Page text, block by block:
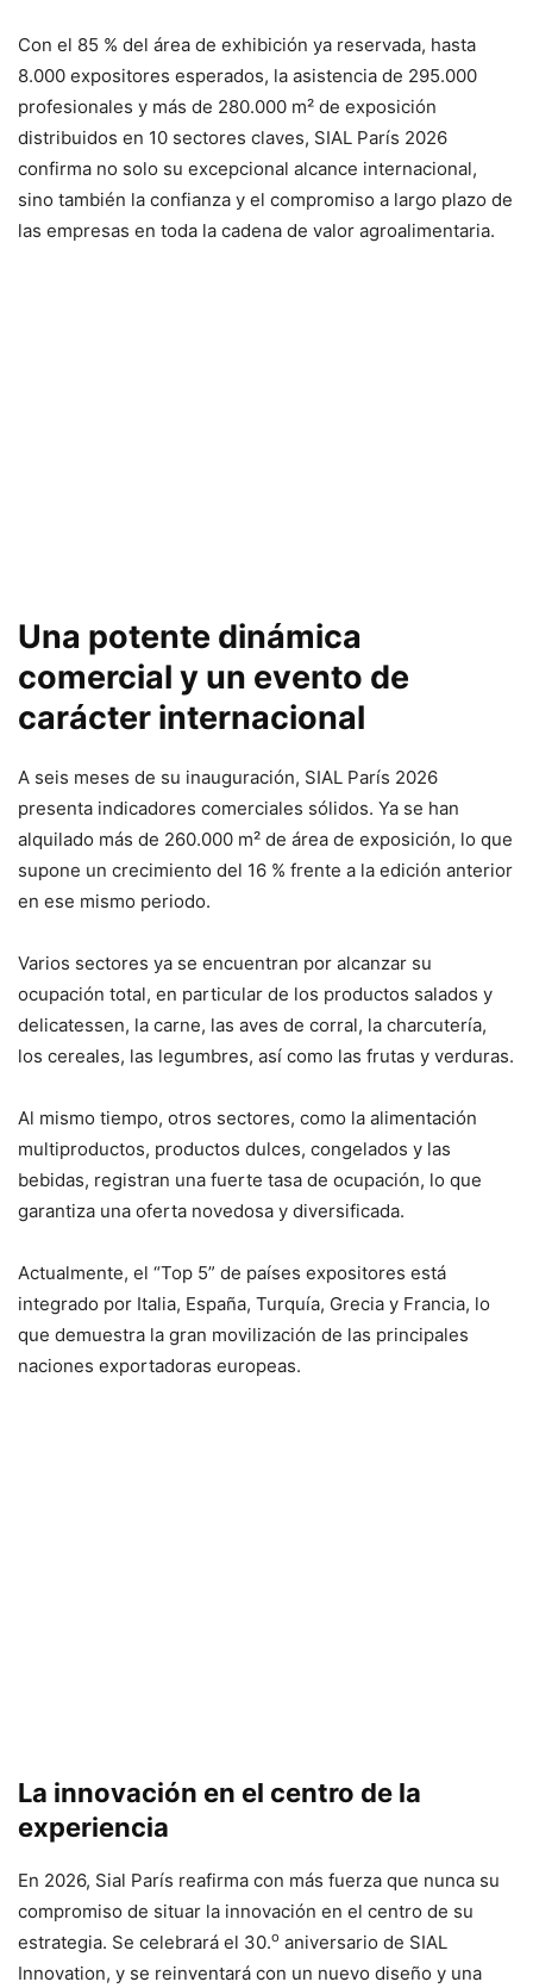
Con el 85 % del área de exhibición ya reservada, hasta
8.000 expositores esperados, la asistencia de 295.000
profesionales y más de 280.000 m² de exposición
distribuidos en 10 sectores claves, SIAL París 2026
confirma no solo su excepcional alcance internacional,
sino también la confianza y el compromiso a largo plazo de
las empresas en toda la cadena de valor agroalimentaria.
Una potente dinámica
comercial y un evento de
carácter internacional
A seis meses de su inauguración, SIAL París 2026
presenta indicadores comerciales sólidos. Ya se han
alquilado más de 260.000 m² de área de exposición, lo que
supone un crecimiento del 16 % frente a la edición anterior
en ese mismo periodo.
Varios sectores ya se encuentran por alcanzar su
ocupación total, en particular de los productos salados y
delicatessen, la carne, las aves de corral, la charcutería,
los cereales, las legumbres, así como las frutas y verduras.
Al mismo tiempo, otros sectores, como la alimentación
multiproductos, productos dulces, congelados y las
bebidas, registran una fuerte tasa de ocupación, lo que
garantiza una oferta novedosa y diversificada.
Actualmente, el “Top 5” de países expositores está
integrado por Italia, España, Turquía, Grecia y Francia, lo
que demuestra la gran movilización de las principales
naciones exportadoras europeas.
La innovación en el centro de la
experiencia
En 2026, Sial París reafirma con más fuerza que nunca su
compromiso de situar la innovación en el centro de su
estrategia. Se celebrará el 30.o aniversario de SIAL
Innovation, y se reinventará con un nuevo diseño y una